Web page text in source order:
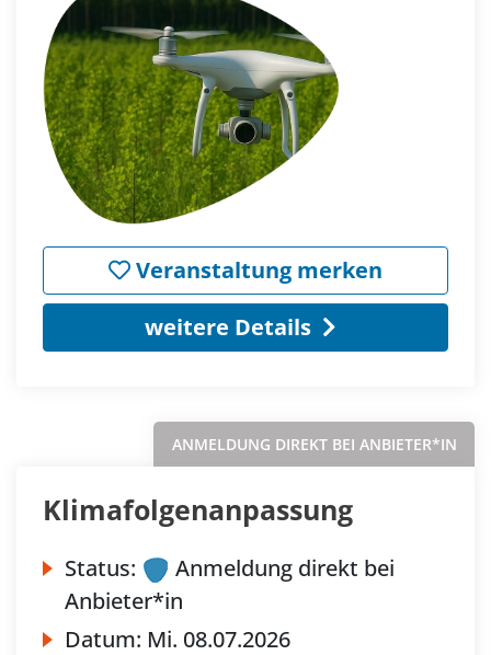
Veranstaltung merken
weitere Details
ANMELDUNG DIREKT BEI ANBIETER*IN
Klimafolgenanpassung
Status:
Anmeldung direkt bei
Anbieter*in
Datum: Mi. 08.07.2026